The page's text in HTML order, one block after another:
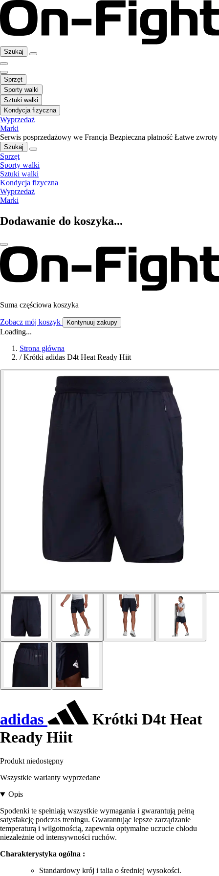
Szukaj
Sprzęt
Sporty walki
Sztuki walki
Kondycja fizyczna
Wyprzedaż
Marki
Serwis posprzedażowy we Francja Bezpieczna płatność Łatwe zwroty
Szukaj
Sprzęt
Sporty walki
Sztuki walki
Kondycja fizyczna
Wyprzedaż
Marki
Dodawanie do koszyka...
Suma częściowa koszyka
Zobacz mój koszyk Kontynuuj zakupy
Loading...
Strona główna
/ Krótki adidas D4t Heat Ready Hiit
adidas
Krótki D4t Heat
Ready Hiit
Produkt niedostępny
Wszystkie warianty wyprzedane
Opis
Spodenki te spełniają wszystkie wymagania i gwarantują pełną
satysfakcję podczas treningu. Gwarantując lepsze zarządzanie
temperaturą i wilgotnością, zapewnia optymalne uczucie chłodu
niezależnie od intensywności ruchów.
Charakterystyka ogólna :
Standardowy krój i talia o średniej wysokości.